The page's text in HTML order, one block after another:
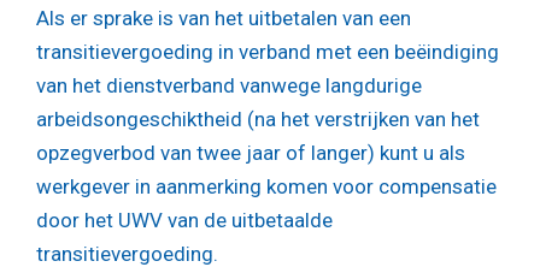
Als er sprake is van het uitbetalen van een
transitievergoeding in verband met een beëindiging
van het dienstverband vanwege langdurige
arbeidsongeschiktheid (na het verstrijken van het
opzegverbod van twee jaar of langer) kunt u als
werkgever in aanmerking komen voor compensatie
door het UWV van de uitbetaalde
transitievergoeding.